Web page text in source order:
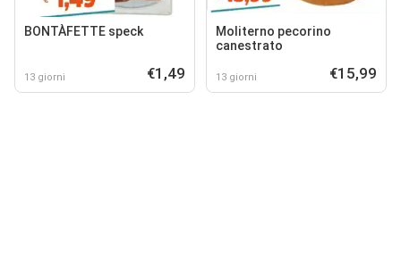
BONTÀFETTE speck
13 giorni €1,49
Moliterno pecorino
canestrato
13 giorni €15,99